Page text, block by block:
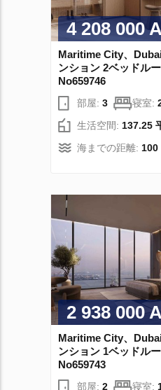
4 208 000
Maritime City、
ンション 2ベッドル
No659746
部屋: 3 寝室:
生活空間: 137.25
海までの距離: 100
2 938 000
Maritime City、
ンション 1ベッドル
No659743
部屋: 2 寝室: